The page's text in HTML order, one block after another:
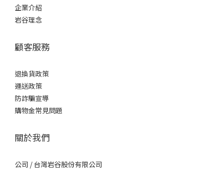
企業介紹
岩谷理念
顧客服務
退換貨政策
運送政策
防詐騙宣導
購物金常見問題
關於我們
公司 / 台灣岩谷股份有限公司